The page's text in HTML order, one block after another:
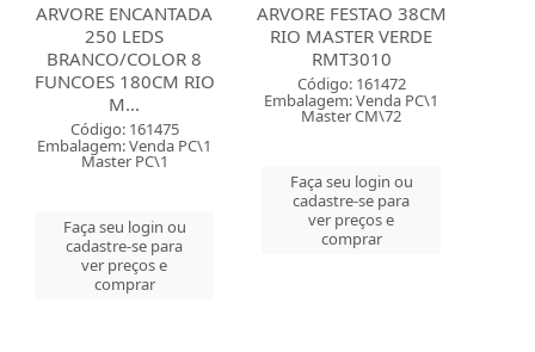
ARVORE ENCANTADA
250 LEDS
BRANCO/COLOR 8
FUNCOES 180CM RIO
M...
Código: 161475
Embalagem: Venda PC\1
Master PC\1
Faça seu login ou
cadastre-se para
ver preços e
comprar
ARVORE FESTAO 38CM
RIO MASTER VERDE
RMT3010
Código: 161472
Embalagem: Venda PC\1
Master CM\72
Faça seu login ou
cadastre-se para
ver preços e
comprar